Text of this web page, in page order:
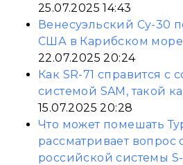
25.07.2025 14:43
Венесуэльский Су-30
США в Карибском море
22.07.2025 20:24
Как SR-71 справится с
системой SAM, такой
15.07.2025 20:28
Что может помешать
рассматривает вопрос
российской системы